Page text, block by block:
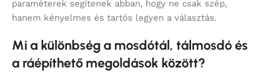
paraméterek segítenek abban, hogy ne csak szép,
hanem kényelmes és tartós legyen a választás.
Mi a különbség a mosdótál, tálmosdó és
a ráépíthető megoldások között?